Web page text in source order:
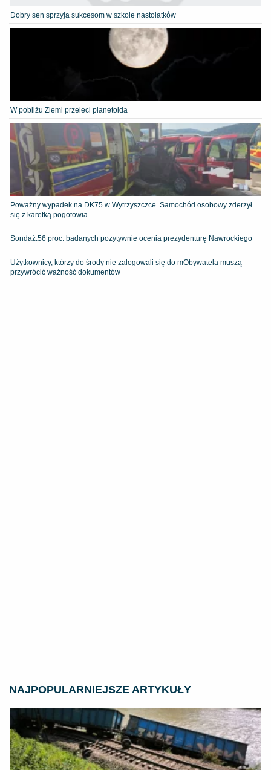
Dobry sen sprzyja sukcesom w szkole nastolatków
W pobliżu Ziemi przeleci planetoida
Poważny wypadek na DK75 w Wytrzyszczce. Samochód osobowy zderzył
się z karetką pogotowia
​Sondaż:56 proc. badanych pozytywnie ocenia prezydenturę Nawrockiego
Użytkownicy, którzy do środy nie zalogowali się do mObywatela muszą
przywrócić ważność dokumentów
NAJPOPULARNIEJSZE ARTYKUŁY